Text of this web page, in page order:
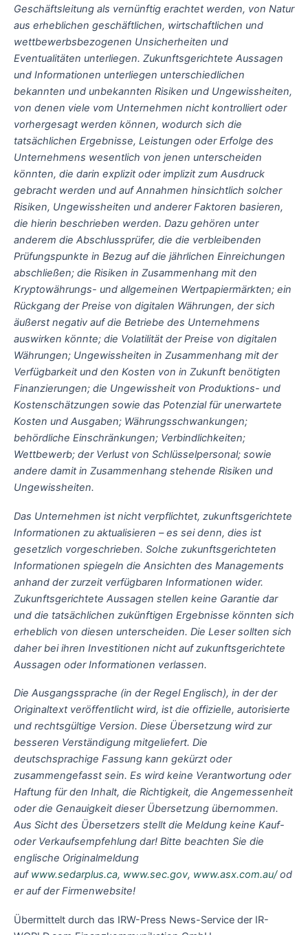
Geschäftsleitung als vernünftig erachtet werden, von Natur
aus erheblichen geschäftlichen, wirtschaftlichen und
wettbewerbsbezogenen Unsicherheiten und
Eventualitäten unterliegen. Zukunftsgerichtete Aussagen
und Informationen unterliegen unterschiedlichen
bekannten und unbekannten Risiken und Ungewissheiten,
von denen viele vom Unternehmen nicht kontrolliert oder
vorhergesagt werden können, wodurch sich die
tatsächlichen Ergebnisse, Leistungen oder Erfolge des
Unternehmens wesentlich von jenen unterscheiden
könnten, die darin explizit oder implizit zum Ausdruck
gebracht werden und auf Annahmen hinsichtlich solcher
Risiken, Ungewissheiten und anderer Faktoren basieren,
die hierin beschrieben werden. Dazu gehören unter
anderem die Abschlussprüfer, die die verbleibenden
Prüfungspunkte in Bezug auf die jährlichen Einreichungen
abschließen; die Risiken in Zusammenhang mit den
Kryptowährungs- und allgemeinen Wertpapiermärkten; ein
Rückgang der Preise von digitalen Währungen, der sich
äußerst negativ auf die Betriebe des Unternehmens
auswirken könnte; die Volatilität der Preise von digitalen
Währungen; Ungewissheiten in Zusammenhang mit der
Verfügbarkeit und den Kosten von in Zukunft benötigten
Finanzierungen; die Ungewissheit von Produktions- und
Kostenschätzungen sowie das Potenzial für unerwartete
Kosten und Ausgaben; Währungsschwankungen;
behördliche Einschränkungen; Verbindlichkeiten;
Wettbewerb; der Verlust von Schlüsselpersonal; sowie
andere damit in Zusammenhang stehende Risiken und
Ungewissheiten.
Das Unternehmen ist nicht verpflichtet, zukunftsgerichtete
Informationen zu aktualisieren – es sei denn, dies ist
gesetzlich vorgeschrieben. Solche zukunftsgerichteten
Informationen spiegeln die Ansichten des Managements
anhand der zurzeit verfügbaren Informationen wider.
Zukunftsgerichtete Aussagen stellen keine Garantie dar
und die tatsächlichen zukünftigen Ergebnisse könnten sich
erheblich von diesen unterscheiden. Die Leser sollten sich
daher bei ihren Investitionen nicht auf zukunftsgerichtete
Aussagen oder Informationen verlassen.
Die Ausgangssprache (in der Regel Englisch), in der der
Originaltext veröffentlicht wird, ist die offizielle, autorisierte
und rechtsgültige Version. Diese Übersetzung wird zur
besseren Verständigung mitgeliefert. Die
deutschsprachige Fassung kann gekürzt oder
zusammengefasst sein. Es wird keine Verantwortung oder
Haftung für den Inhalt, die Richtigkeit, die Angemessenheit
oder die Genauigkeit dieser Übersetzung übernommen.
Aus Sicht des Übersetzers stellt die Meldung keine Kauf-
oder Verkaufsempfehlung dar! Bitte beachten Sie die
englische Originalmeldung
auf www.sedarplus.ca, www.sec.gov, www.asx.com.au/od
er auf der Firmenwebsite!
Übermittelt durch das IRW-Press News-Service der IR-